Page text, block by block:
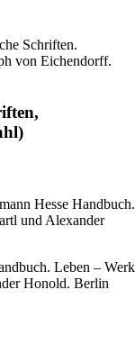
Schriften.
von Eichendorff.
Hesse Handbuch.
und Alexander
Leben – Werk
Honold. Berlin